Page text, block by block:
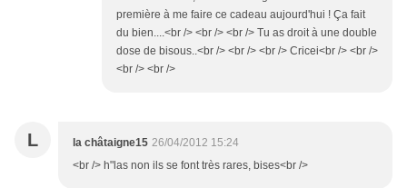
première à me faire ce cadeau aujourd'hui ! Ça fait
du bien....<br /> <br /> <br /> Tu as droit à une double
dose de bisous..<br /> <br /> <br /> Cricei<br /> <br />
<br /> <br />
L la châtaigne15 26/04/2012 15:24
<br /> h"las non ils se font très rares, bises<br />